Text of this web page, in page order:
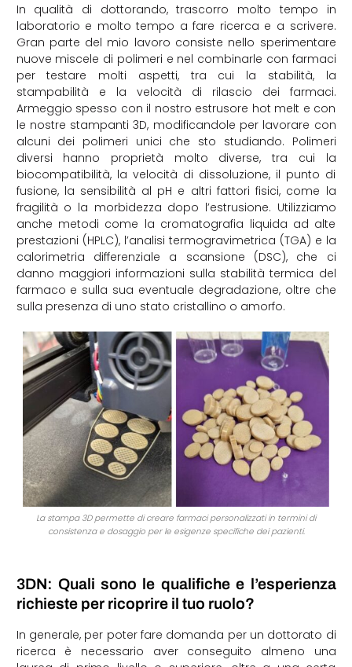
In qualità di dottorando, trascorro molto tempo in
laboratorio e molto tempo a fare ricerca e a scrivere.
Gran parte del mio lavoro consiste nello sperimentare
nuove miscele di polimeri e nel combinarle con farmaci
per testare molti aspetti, tra cui la stabilità, la
stampabilità e la velocità di rilascio dei farmaci.
Armeggio spesso con il nostro estrusore hot melt e con
le nostre stampanti 3D, modificandole per lavorare con
alcuni dei polimeri unici che sto studiando. Polimeri
diversi hanno proprietà molto diverse, tra cui la
biocompatibilità, la velocità di dissoluzione, il punto di
fusione, la sensibilità al pH e altri fattori fisici, come la
fragilità o la morbidezza dopo l’estrusione. Utilizziamo
anche metodi come la cromatografia liquida ad alte
prestazioni (HPLC), l’analisi termogravimetrica (TGA) e la
calorimetria differenziale a scansione (DSC), che ci
danno maggiori informazioni sulla stabilità termica del
farmaco e sulla sua eventuale degradazione, oltre che
sulla presenza di uno stato cristallino o amorfo.
La stampa 3D permette di creare farmaci personalizzati in termini di
consistenza e dosaggio per le esigenze specifiche dei pazienti.
3DN: Quali sono le qualifiche e l’esperienza
richieste per ricoprire il tuo ruolo?
In generale, per poter fare domanda per un dottorato di
ricerca è necessario aver conseguito almeno una